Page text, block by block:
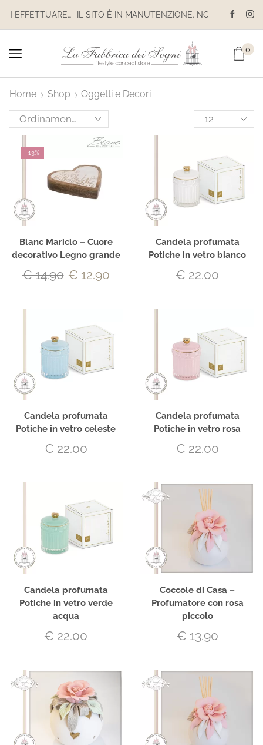
IL SITO È IN MANUTENZIONE. NON EFFETTUARE ACQUISTI. LE SPEDIZIONI SONO SOSPESE IL SITO È IN MANUTENZIONE. NON EFFETTUARE ACQUISTI. LE SPEDIZIONI SONO SOSPESE
0
Home Shop Oggetti e Decori
-13%
Blanc Mariclo – Cuore
decorativo Legno grande
€14.90 € 12.90
Candela profumata
Potiche in vetro bianco
€ 22.00
Candela profumata
Potiche in vetro celeste
€ 22.00
Candela profumata
Potiche in vetro rosa
€ 22.00
Candela profumata
Potiche in vetro verde
acqua
€ 22.00
Coccole di Casa –
Profumatore con rosa
piccolo
€ 13.90